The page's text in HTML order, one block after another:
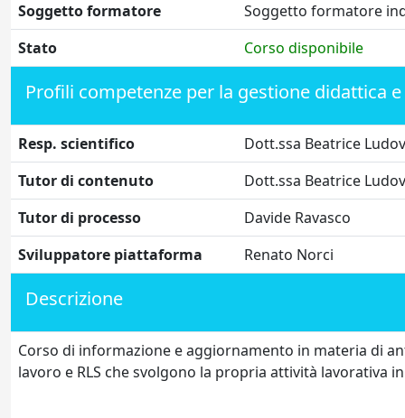
Soggetto formatore
Soggetto formatore
Stato
Corso disponibile
Profili competenze per la gestione didattica
Resp. scientifico
Dott.ssa Beatrice
Tutor di contenuto
Dott.ssa Beatrice
Tutor di processo
Davide Ravasco
Sviluppatore piattaforma
Renato Norci
Descrizione
Corso di informazione e aggiornamento in materia di
lavoro e RLS che svolgono la propria attività lavorativa